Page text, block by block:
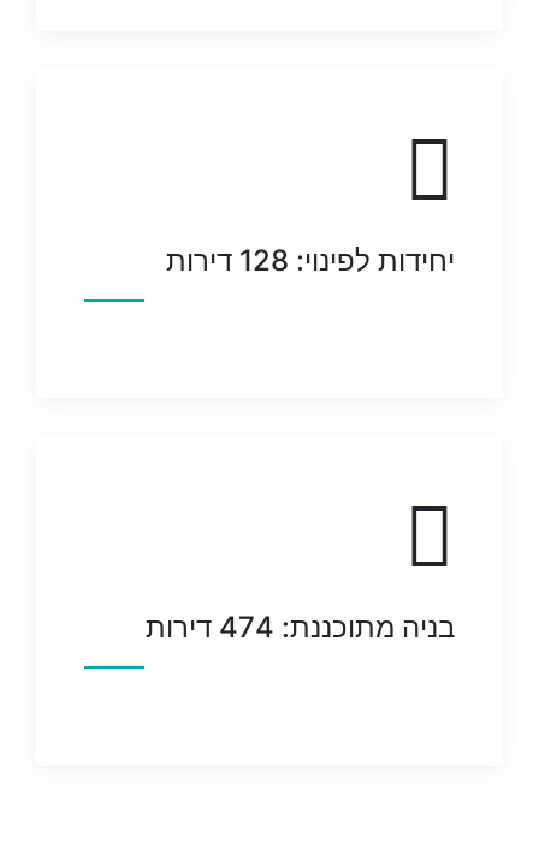
יחידות לפינוי: 128 דירות
בניה מתוכננת: 474 דירות